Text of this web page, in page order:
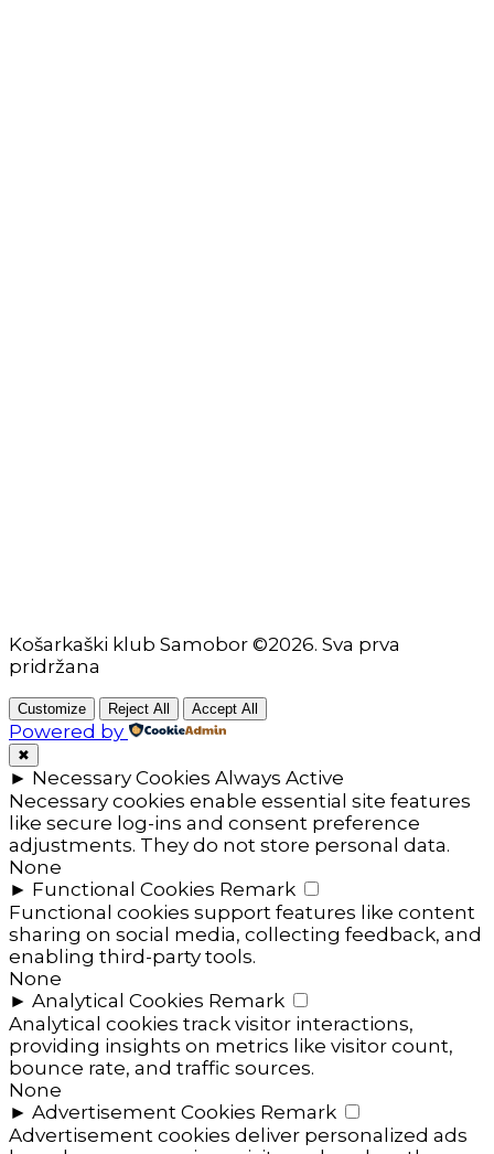
Košarkaški klub Samobor ©2026. Sva prva
pridržana
Customize Reject All Accept All
Powered by
✖
► Necessary Cookies Always Active
Necessary cookies enable essential site features
like secure log-ins and consent preference
adjustments. They do not store personal data.
None
► Functional Cookies Remark
Functional cookies support features like content
sharing on social media, collecting feedback, and
enabling third-party tools.
None
► Analytical Cookies Remark
Analytical cookies track visitor interactions,
providing insights on metrics like visitor count,
bounce rate, and traffic sources.
None
► Advertisement Cookies Remark
Advertisement cookies deliver personalized ads